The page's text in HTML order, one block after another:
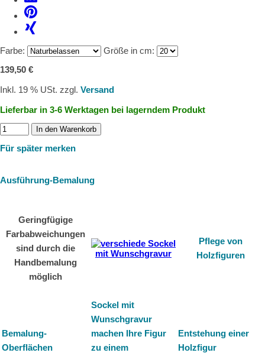
Farbe:
Größe in cm:
139,50 €
Inkl. 19 % USt. zzgl. Versand
Lieferbar in 3-6 Werktagen bei lagerndem Produkt
In den Warenkorb
Für später merken
Ausführung-Bemalung
Geringfügige
Farbabweichungen
sind durch die
Handbemalung
möglich
Pflege von
Holzfiguren
Bemalung-
Oberflächen
Sockel mit
Wunschgravur
machen Ihre Figur
zu einem
Entstehung einer
Holzfigur